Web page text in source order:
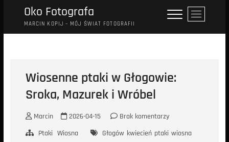
Oko Fotografa
MARCIN KOPIJ – MÓJ ŚWIAT FOTOGRAFII
P
r
z
u
Wiosenne ptaki w Głogowie:
Sroka, Mazurek i Wróbel
Marcin 2026-04-15
Brak komentarzy
Ptaki Wiosna Głogów kwiecień ptaki wiosna